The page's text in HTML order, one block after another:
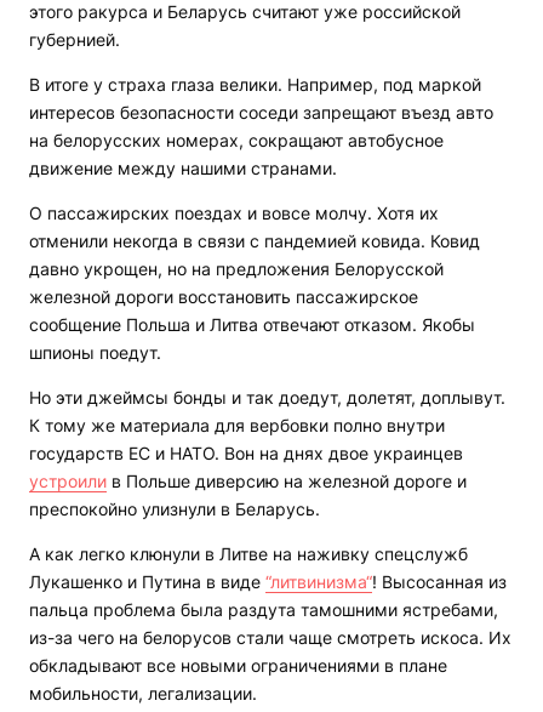
этого ракурса и Беларусь считают уже российской
губернией.
В итоге у страха глаза велики. Например, под маркой
интересов безопасности соседи запрещают въезд авто
на белорусских номерах, сокращают автобусное
движение между нашими странами.
О пассажирских поездах и вовсе молчу. Хотя их
отменили некогда в связи с пандемией ковида. Ковид
давно укрощен, но на предложения Белорусской
железной дороги восстановить пассажирское
сообщение Польша и Литва отвечают отказом. Якобы
шпионы поедут.
Но эти джеймсы бонды и так доедут, долетят, доплывут.
К тому же материала для вербовки полно внутри
государств ЕС и НАТО. Вон на днях двое украинцев
устроили в Польше диверсию на железной дороге и
преспокойно улизнули в Беларусь.
А как легко клюнули в Литве на наживку спецслужб
Лукашенко и Путина в виде “литвинизма“! Высосанная из
пальца проблема была раздута тамошними ястребами,
из-за чего на белорусов стали чаще смотреть искоса. Их
обкладывают все новыми ограничениями в плане
мобильности, легализации.